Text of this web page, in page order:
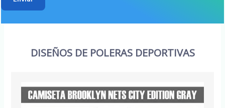
DISEÑOS DE POLERAS DEPORTIVAS